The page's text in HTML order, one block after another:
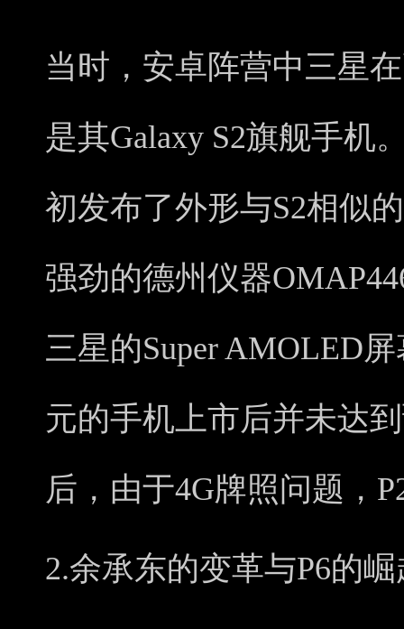
当时，安卓阵营中三星
是其Galaxy S2旗舰手机
初发布了外形与S2相似
强劲的德州仪器
三星的Super AMOLED
元的手机上市后并未达
后，由于4G牌照问题，
2.余承东的变革与P6的崛